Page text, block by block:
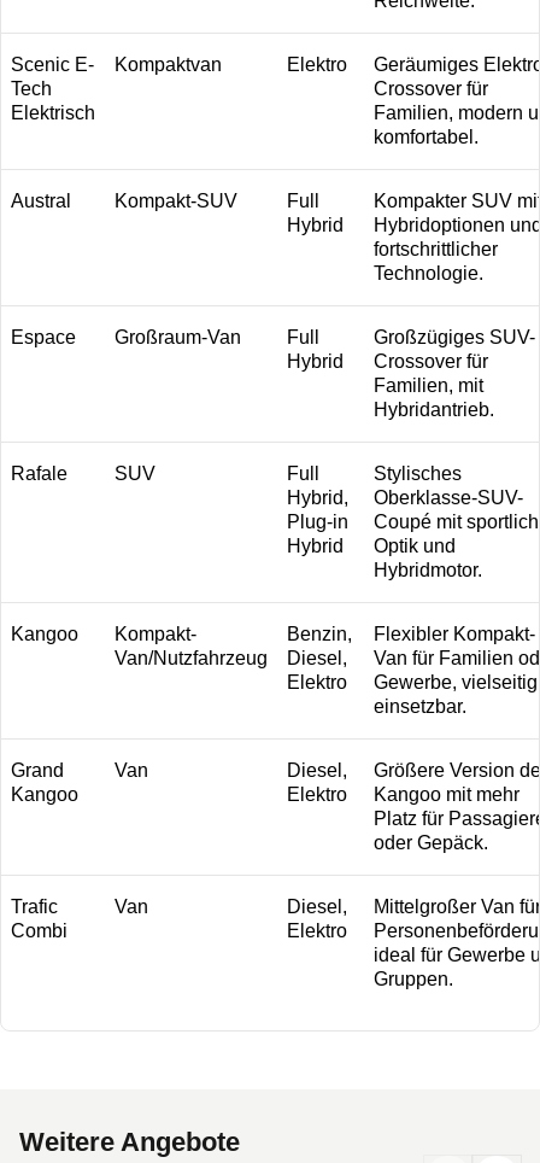
Scenic E-
Tech
Elektrisch
Kompaktvan Elektro
Geräumiges
Crossover für
Familien, modern
komfortabel.
Austral Kompakt-SUV
Full
Hybrid
Kompakter SUV
Hybridoptionen
fortschrittlicher
Technologie.
Espace Großraum-Van
Full
Hybrid
Großzügiges SUV-
Crossover für
Familien, mit
Hybridantrieb.
Rafale SUV
Full
Hybrid,
Plug-in
Hybrid
Stylisches
Oberklasse-SUV-
Coupé mit
Optik und
Hybridmotor.
Kangoo
Kompakt-
Van/Nutzfahrzeug
Benzin,
Diesel,
Elektro
Flexibler Kompakt-
Van für Familien
Gewerbe, vielseitig
einsetzbar.
Grand
Kangoo
Van
Diesel,
Elektro
Größere Version
Kangoo mit mehr
Platz für
oder Gepäck.
Trafic
Combi
Van
Diesel,
Elektro
Mittelgroßer Van für
ideal für Gewerbe
Gruppen.
Weitere Angebote